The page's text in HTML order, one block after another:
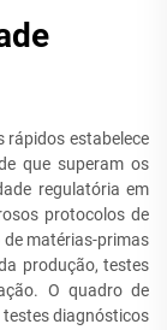
rápidos estabelece
que superam os
regulatória em
protocolos de
matérias-primas
produção, testes
O quadro de
diagnósticos